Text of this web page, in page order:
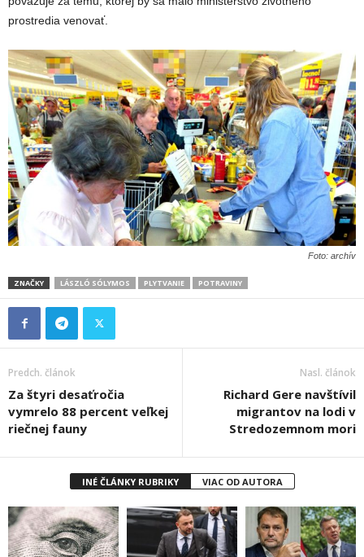
prostredia venovať.
Foto: archív
ZNAČKY LÁSZLÓ SÓLYMOS PLYTVANIE POTRAVINY
Predch. článok
Za štyri desaťročia
vymrelo 88 percent veľkej
riečnej fauny
Nasl. článok
Richard Gere navštívil
migrantov na lodi v
Stredozemnom mori
INÉ ČLÁNKY RUBRIKY VIAC OD AUTORA